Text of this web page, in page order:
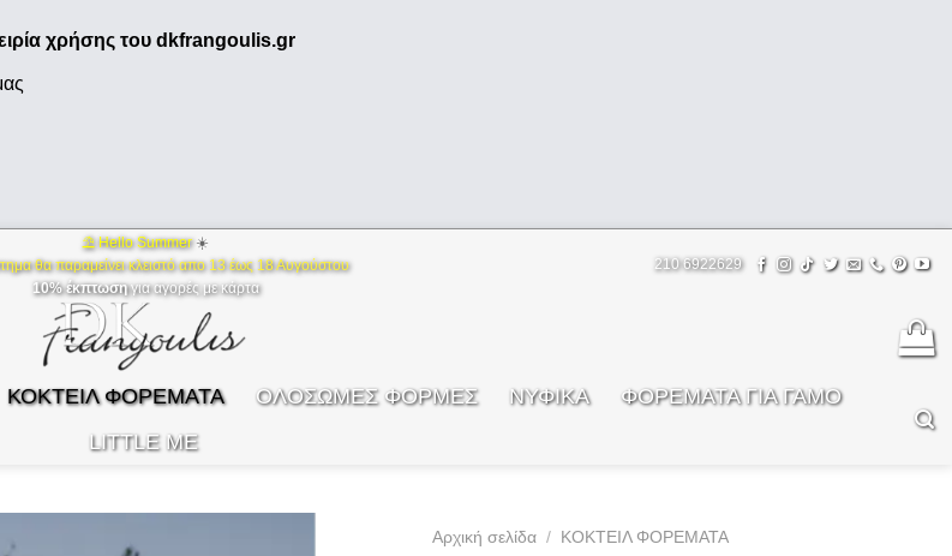
χρήσης του dkfrangoulis.gr
⛱ Hello Summer ☀️
θα παραμείνει κλειστό απο 13 έως 18 Αυγούστου
10% έκπτωσηγια αγορές με κάρτα
210 6922629
ΚΟΚΤΕΙΛ ΦΟΡΕΜΑΤΑ ΟΛΟΣΩΜΕΣ ΦΟΡΜΕΣ ΝΥΦΙΚΑ
ΦOΡΕΜΑΤΑ ΓΙΑ ΓΑΜΟ
LITTLE ME
Αρχική σελίδα / ΚΟΚΤΕΙΛ ΦΟΡΕΜΑΤΑ